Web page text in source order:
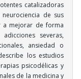
catalizadoras
de sus
a mejorar de forma
severas,
ansiedad o
los estudios
psicodélicas y
de la medicina y